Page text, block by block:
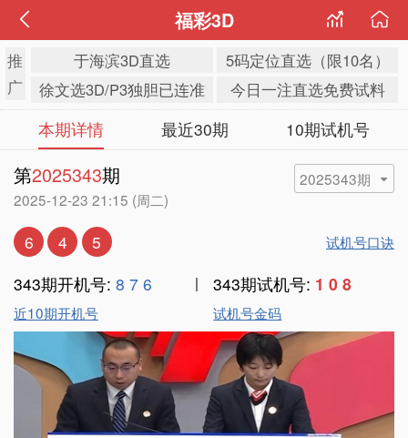
福彩3D
推
广
于海滨3D直选
5码定位直选（限10名）
徐文选3D/P3独胆已连准
今日一注直选免费试料
本期详情 最近30期 10期试机号
第2025343期
2025-12-23 21:15 (周二)
2025343期
6 4 5 试机号口诀
343期开机号: 8 7 6
近10期开机号
| 343期试机号: 1 0 8
试机号金码